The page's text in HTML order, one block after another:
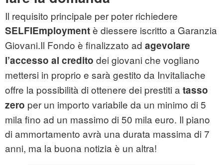
Il requisito principale per poter richiedere
SELFIEmploymentè diessere iscritto a Garanzia
Giovani.Il Fondo è finalizzato ad agevolare
l’accesso al credito dei giovani che vogliano
mettersi in proprio e sarà gestito da Invitaliache
offre la possibilità di ottenere dei prestiti a tasso
zero per un importo variabile da un minimo di 5
mila fino ad un massimo di 50 mila euro. Il piano
di ammortamento avrà una durata massima di 7
anni, ma la buona notizia è un altra!